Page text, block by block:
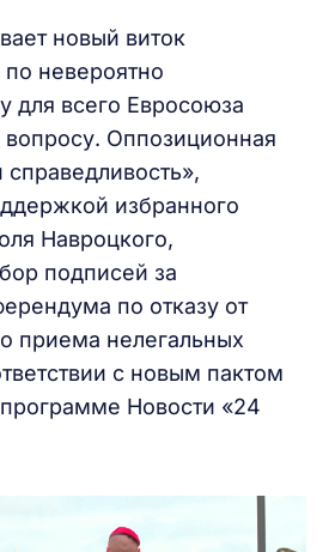
новый виток
по невероятно
для всего Евросоюза
Оппозиционная
избранного
Навроцкого,
подписей за
по отказу от
приема нелегальных
с новым пактом
Новости «24